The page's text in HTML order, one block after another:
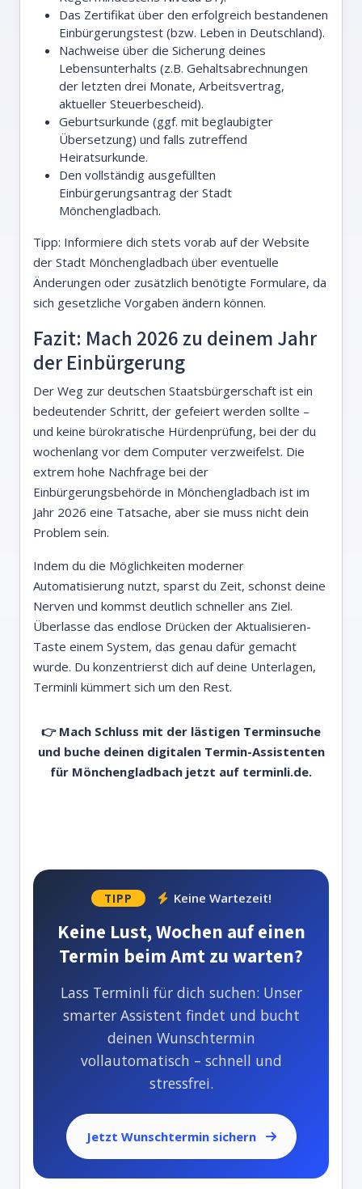
Das Zertifikat über den erfolgreich bestandenen
Einbürgerungstest (bzw. Leben in Deutschland).
Nachweise über die Sicherung deines
Lebensunterhalts (z.B. Gehaltsabrechnungen
der letzten drei Monate, Arbeitsvertrag,
aktueller Steuerbescheid).
Geburtsurkunde (ggf. mit beglaubigter
Übersetzung) und falls zutreffend
Heiratsurkunde.
Den vollständig ausgefüllten
Einbürgerungsantrag der Stadt
Mönchengladbach.
Tipp: Informiere dich stets vorab auf der Website
der Stadt Mönchengladbach über eventuelle
Änderungen oder zusätzlich benötigte Formulare, da
sich gesetzliche Vorgaben ändern können.
Fazit: Mach 2026 zu deinem Jahr
der Einbürgerung
Der Weg zur deutschen Staatsbürgerschaft ist ein
bedeutender Schritt, der gefeiert werden sollte –
und keine bürokratische Hürdenprüfung, bei der du
wochenlang vor dem Computer verzweifelst. Die
extrem hohe Nachfrage bei der
Einbürgerungsbehörde in Mönchengladbach ist im
Jahr 2026 eine Tatsache, aber sie muss nicht dein
Problem sein.
Indem du die Möglichkeiten moderner
Automatisierung nutzt, sparst du Zeit, schonst deine
Nerven und kommst deutlich schneller ans Ziel.
Überlasse das endlose Drücken der Aktualisieren-
Taste einem System, das genau dafür gemacht
wurde. Du konzentrierst dich auf deine Unterlagen,
Terminli kümmert sich um den Rest.
👉 Mach Schluss mit der lästigen Terminsuche
und buche deinen digitalen Termin-Assistenten
für Mönchengladbach jetzt auf terminli.de.
TIPP Keine Wartezeit!
Keine Lust, Wochen auf einen
Termin beim Amt zu warten?
Lass Terminli für dich suchen: Unser
smarter Assistent findet und bucht
deinen Wunschtermin
vollautomatisch – schnell und
stressfrei.
Jetzt Wunschtermin sichern